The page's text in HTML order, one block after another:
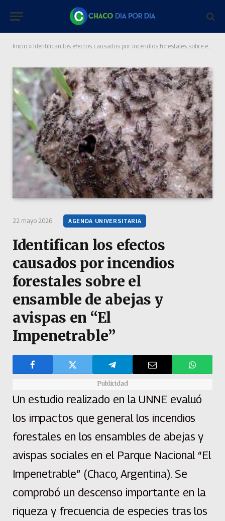
Inicio » Identifican los efectos causados por incendios forestales sobre el ensamble de abejas y avispas en “El Impenetrable”
22 mayo 2026 AGENDA UNIVERSITARIA
Identifican los efectos
causados por incendios
forestales sobre el
ensamble de abejas y
avispas en “El
Impenetrable”
Publicidad
Un estudio realizado en la UNNE evaluó
los impactos que general los incendios
forestales en los ensambles de abejas y
avispas sociales en el Parque Nacional “El
Impenetrable” (Chaco, Argentina). Se
comprobó un descenso importante en la
riqueza y frecuencia de especies tras los